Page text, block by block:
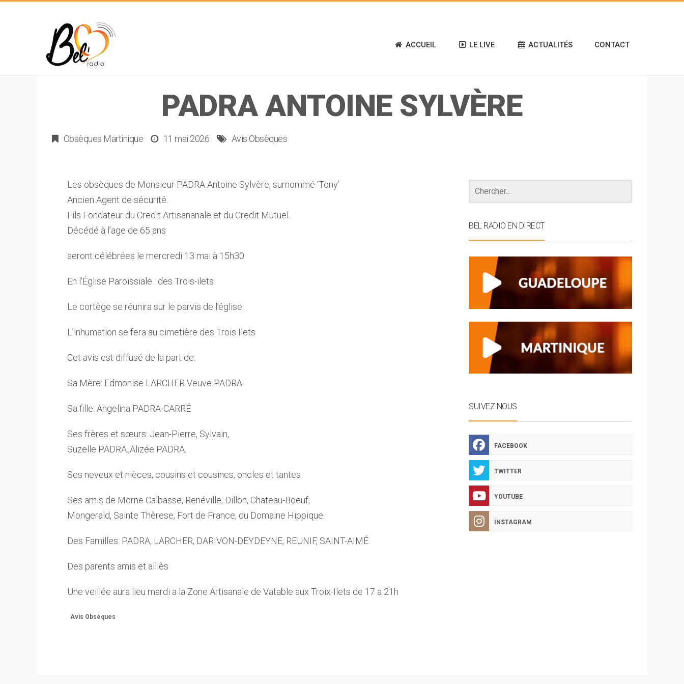
ACCUEIL LE LIVE ACTUALITÉS CONTACT
PADRA ANTOINE SYLVÈRE
Obsèques Martinique 11 mai 2026 Avis Obsèques
Les obsèques de Monsieur PADRA Antoine Sylvère, surnommé ‘Tony’
Ancien Agent de sécurité.
Fils Fondateur du Credit Artisananale et du Credit Mutuel.
Décédé à l’age de 65 ans
seront célébrées le mercredi 13 mai à 15h30
En l’Église Paroissiale : des Trois-ilets
Le cortège se réunira sur le parvis de l’église
L’inhumation se fera au cimetière des Trois Ilets
Cet avis est diffusé de la part de:
Sa Mère: Edmonise LARCHER Veuve PADRA
Sa fille: Angelina PADRA-CARRÉ
Ses frères et sœurs: Jean-Pierre, Sylvain,
Suzelle PADRA.,Alizée PADRA.
Ses neveux et nièces, cousins et cousines, oncles et tantes
Ses amis de Morne Calbasse, Renéville, Dillon, Chateau-Boeuf,
Mongerald, Sainte Thèrese, Fort de France, du Domaine Hippique.
Des Familles: PADRA, LARCHER, DARIVON-DEYDEYNE, REUNIF, SAINT-AIMÉ
Des parents amis et alliès
Une veillée aura lieu mardi a la Zone Artisanale de Vatable aux Troix-Ilets de 17 a 21h
Avis Obsèques
BEL RADIO EN DIRECT
SUIVEZ NOUS
FACEBOOK
TWITTER
YOUTUBE
INSTAGRAM